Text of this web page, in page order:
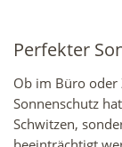
Perfekter
Ob im Büro oder
Sonnenschutz
Schwitzen,